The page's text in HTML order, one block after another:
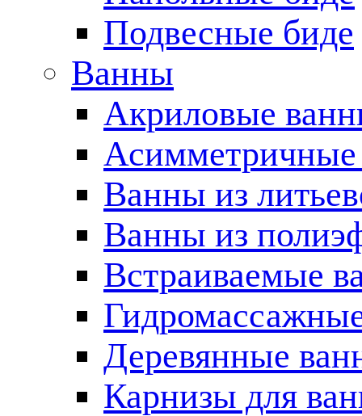
Подвесные биде
Ванны
Акриловые
Ванны из
Ванны из
Встраиваемые
Деревянные
Карнизы для